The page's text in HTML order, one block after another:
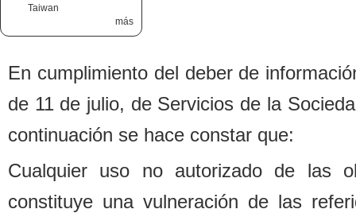
Taiwan
más
En cumplimiento del deber de
de 11 de julio, de Servicios de la
continuación se hace constar que:
Cualquier uso no autorizado de las o
constituye una vulneración de las